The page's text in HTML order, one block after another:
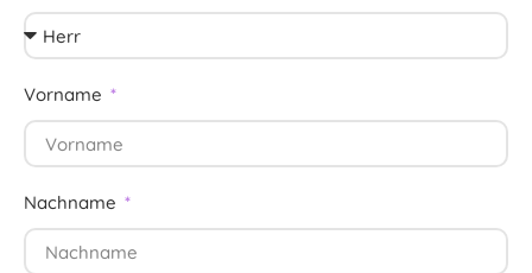
Vorname
Nachname